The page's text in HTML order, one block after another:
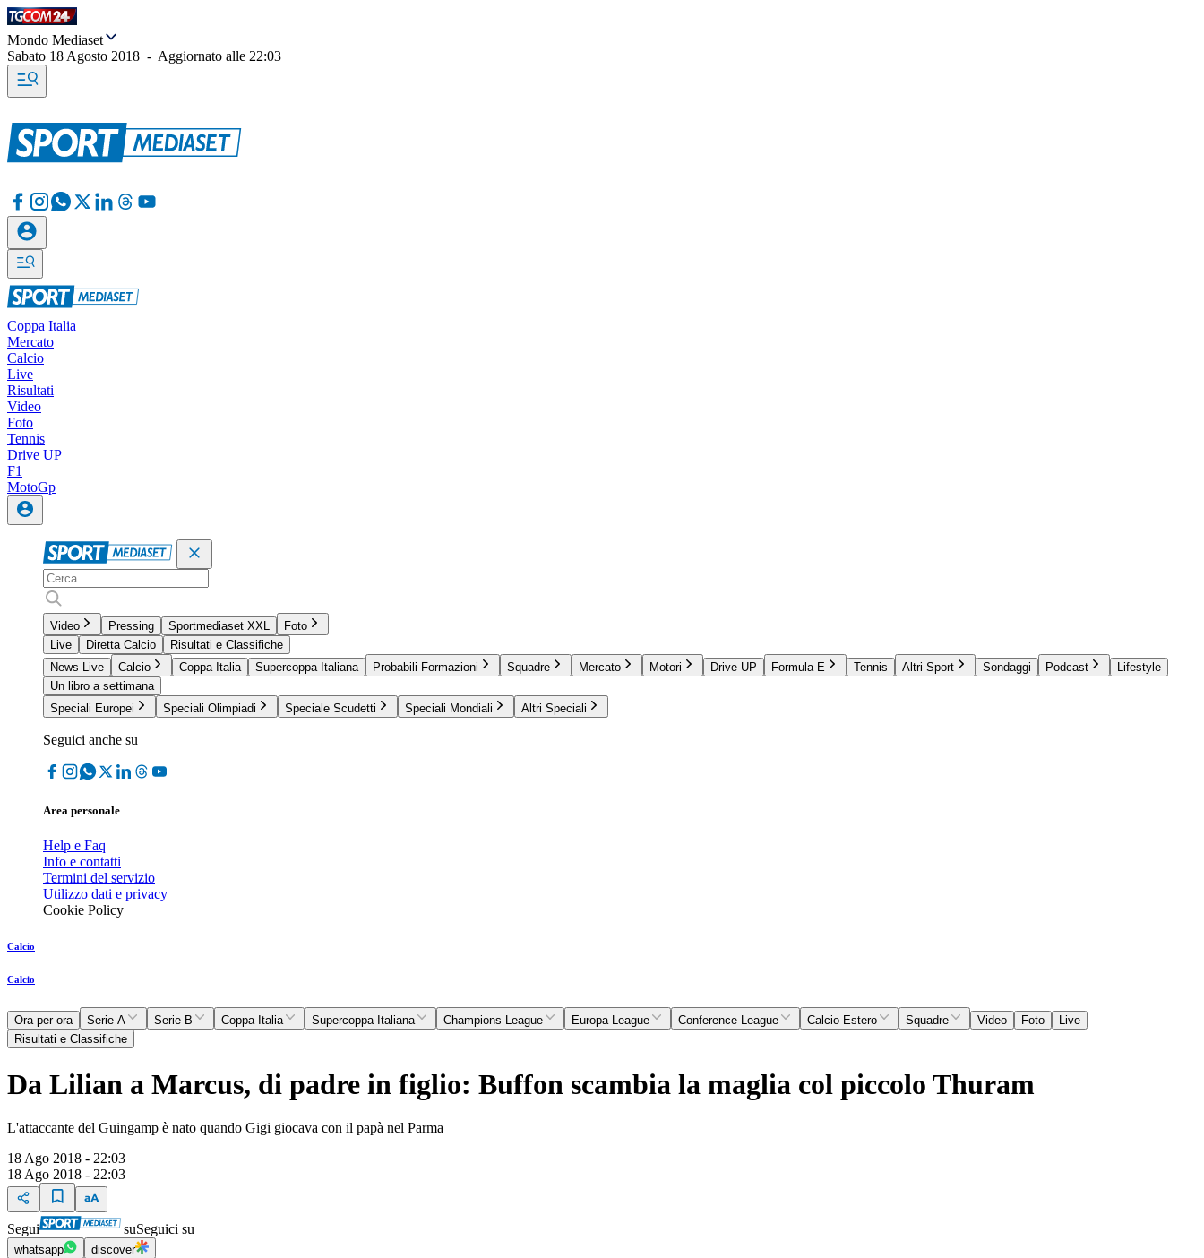
Mondo Mediaset
Sabato 18 Agosto 2018 - Aggiornato alle 22:03
Coppa Italia
Mercato
Calcio
Live
Risultati
Video
Foto
Tennis
Drive UP
F1
MotoGp
Video Pressing Sportmediaset XXL
Foto
Live
Diretta Calcio
Risultati e Classifiche
News Live
Calcio Coppa Italia Supercoppa Italiana Probabili Formazioni Squadre Mercato Motori Drive UP Formula E Tennis Altri Sport Sondaggi Podcast
Lifestyle
Un libro a settimana
Speciali Europei
Speciali Olimpiadi Speciale Scudetti Speciali Mondiali Altri Speciali
Seguici anche su
Area personale
Help e Faq
Info e contatti
Termini del servizio
Utilizzo dati e privacy
Cookie Policy
Calcio
Calcio
Ora per ora Serie A Serie B Coppa Italia Supercoppa Italiana Champions League Europa League Conference League Calcio Estero Squadre Video Foto
Live
Risultati e Classifiche
Da Lilian a Marcus, di padre in figlio: Buffon scambia la maglia col piccolo Thuram
L'attaccante del Guingamp è nato quando Gigi giocava con il papà nel Parma
18 Ago 2018 - 22:03
18 Ago 2018 - 22:03
Segui suSeguici su
whatsapp discover